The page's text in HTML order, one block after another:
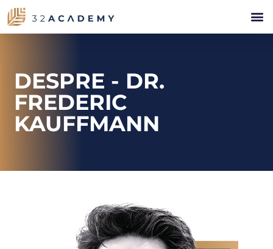
DESPRE - DR.
FREDERIC
KAUFFMANN